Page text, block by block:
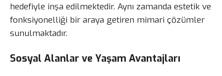
hedefiyle inşa edilmektedir. Aynı zamanda estetik ve
fonksiyonelliği bir araya getiren mimari çözümler
sunulmaktadır.
Sosyal Alanlar ve Yaşam Avantajları